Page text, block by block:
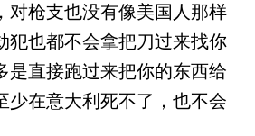
对枪支也没有像美国人那样
犯也都不会拿把刀过来找你
是直接跑过来把你的东西给
少在意大利死不了，也不会